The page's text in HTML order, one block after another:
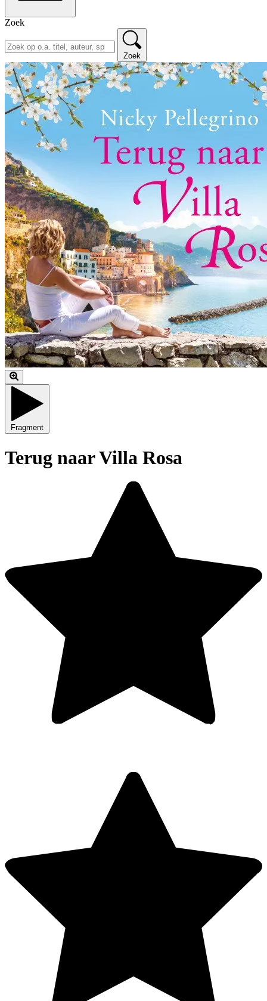
Zoek
Zoek
Fragment
Terug naar Villa Rosa